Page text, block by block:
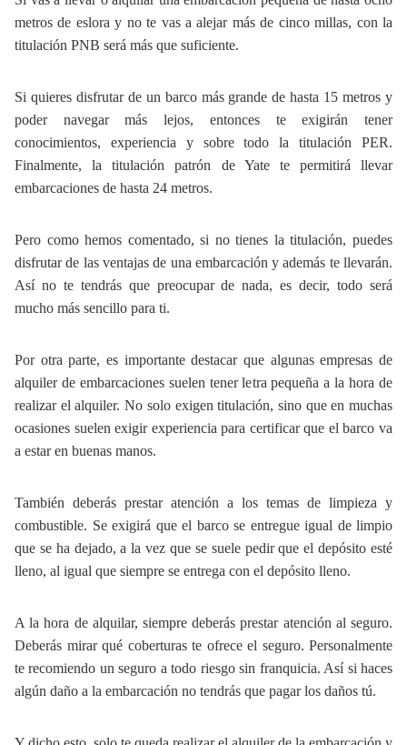
metros de eslora y no te vas a alejar más de cinco millas, con la
titulación PNB será más que suficiente.
Si quieres disfrutar de un barco más grande de hasta 15 metros y
poder navegar más lejos, entonces te exigirán tener
conocimientos, experiencia y sobre todo la titulación PER.
Finalmente, la titulación patrón de Yate te permitirá llevar
embarcaciones de hasta 24 metros.
Pero como hemos comentado, si no tienes la titulación, puedes
disfrutar de las ventajas de una embarcación y además te llevarán.
Así no te tendrás que preocupar de nada, es decir, todo será
mucho más sencillo para ti.
Por otra parte, es importante destacar que algunas empresas de
alquiler de embarcaciones suelen tener letra pequeña a la hora de
realizar el alquiler. No solo exigen titulación, sino que en muchas
ocasiones suelen exigir experiencia para certificar que el barco va
a estar en buenas manos.
También deberás prestar atención a los temas de limpieza y
combustible. Se exigirá que el barco se entregue igual de limpio
que se ha dejado, a la vez que se suele pedir que el depósito esté
lleno, al igual que siempre se entrega con el depósito lleno.
A la hora de alquilar, siempre deberás prestar atención al seguro.
Deberás mirar qué coberturas te ofrece el seguro. Personalmente
te recomiendo un seguro a todo riesgo sin franquicia. Así si haces
algún daño a la embarcación no tendrás que pagar los daños tú.